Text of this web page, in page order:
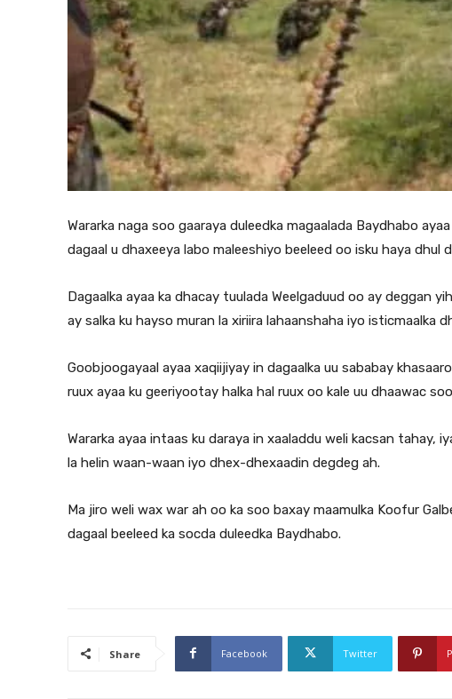
Wararka naga soo gaaraya duleedka magaalada Baydhabo
dagaal u dhaxeeya labo maleeshiyo beeleed oo isku haya dhul
Dagaalka ayaa ka dhacay tuulada Weelgaduud oo ay deggan
ay salka ku hayso muran la xiriira lahaanshaha iyo isticmaalka
Goobjoogayaal ayaa xaqiijiyay in dagaalka uu sababay
ruux ayaa ku geeriyootay halka hal ruux oo kale uu dhaawac
Wararka ayaa intaas ku daraya in xaaladdu weli kacsan tahay,
la helin waan-waan iyo dhex-dhexaadin degdeg ah.
Ma jiro weli wax war ah oo ka soo baxay maamulka Koofur
dagaal beeleed ka socda duleedka Baydhabo.
Share Facebook Twitter